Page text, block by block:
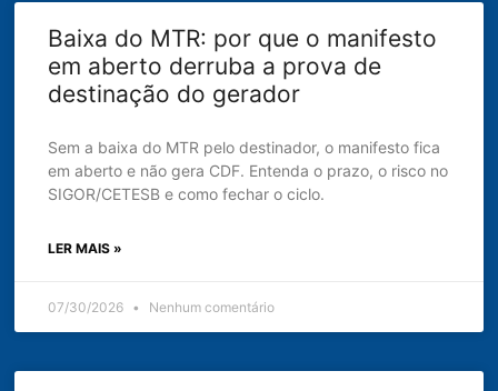
Baixa do MTR: por que o manifesto
em aberto derruba a prova de
destinação do gerador
Sem a baixa do MTR pelo destinador, o manifesto fica
em aberto e não gera CDF. Entenda o prazo, o risco no
SIGOR/CETESB e como fechar o ciclo.
LER MAIS »
07/30/2026 Nenhum comentário